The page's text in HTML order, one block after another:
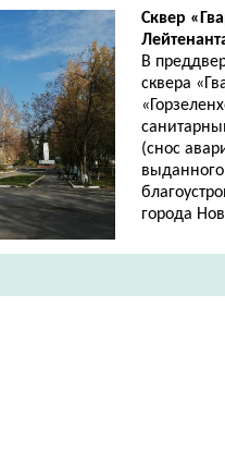
Сквер
В
сквера
(снос
города